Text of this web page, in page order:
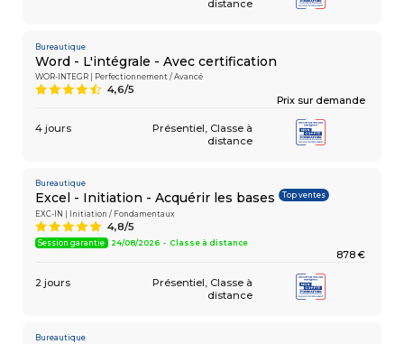
distance
Bureautique
Word - L'intégrale - Avec certification
WOR-INTEGR | Perfectionnement / Avancé
Prix sur demande
9 4,6/5
4 jours Présentiel Classe à
distance
Bureautique
Excel - Initiation - Acquérir les bases Top ventes
EXC-IN | Initiation / Fondamentaux
878 €
A 4,8/5
Session garantie 24/08/2026 - Classe à distance
2 jours Présentiel Classe à
distance
Bureautique